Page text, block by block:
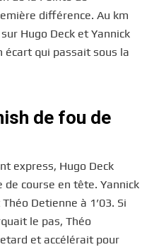
différence. Au km
Hugo Deck et Yannick
écart qui passait sous la
de fou de
express, Hugo Deck
course en tête. Yannick
Detienne à 1’03. Si
le pas, Théo
et accélérait pour